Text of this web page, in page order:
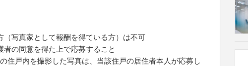
写真家として報酬を得ている方）は不可
の同意を得た上で応募すること
住戸内を撮影した写真は、当該住戸の居住者本人が応募し